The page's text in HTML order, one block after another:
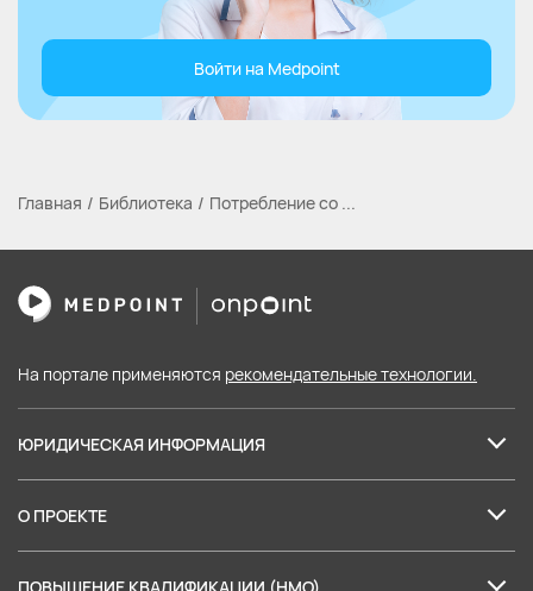
Войти на Medpoint
Главная Библиотека Потребление со ...
На портале применяются рекомендательные технологии.
ЮРИДИЧЕСКАЯ ИНФОРМАЦИЯ
Политика в отношении обработки персональных данных
О ПРОЕКТЕ